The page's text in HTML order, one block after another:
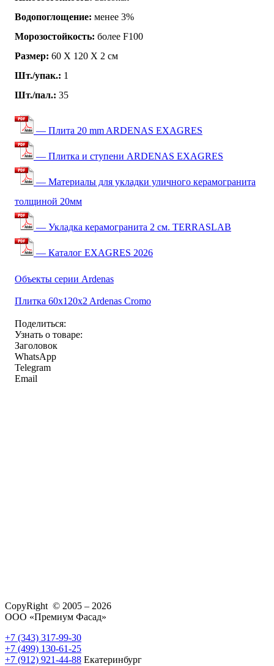
Водопоглощение: менее 3%
Морозостойкость: более F100
Размер: 60 Х 120 Х 2 см
Шт./упак.: 1
Шт./пал.: 35
— Плита 20 mm ARDENAS EXAGRES
— Плитка и ступени ARDENAS EXAGRES
— Материалы для укладки уличного керамогранита
толщиной 20мм
— Укладка керамогранита 2 см. TERRASLAB
— Каталог EXAGRES 2026
Объекты серии Ardenas
Плитка 60x120x2 Ardenas Cromo
Поделиться:
Узнать о товаре:
Заголовок
WhatsApp
Telegram
Email
CopyRight © 2005 – 2026
ООО «Премиум Фасад»
+7 (343) 317-99-30
+7 (499) 130-61-25
+7 (912) 921-44-88 Екатеринбург